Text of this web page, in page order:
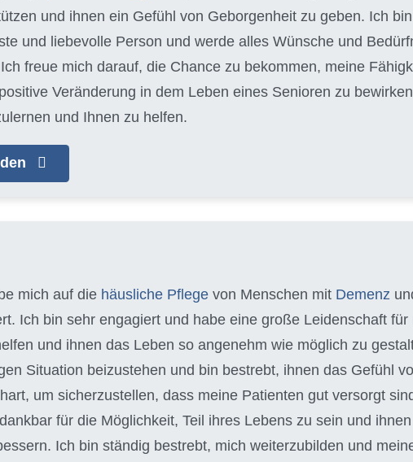
und ihnen ein Gefühl von Geborgenheit zu geben. Ich
und liebevolle Person und werde alles Wünsche und
freue mich darauf, die Chance zu bekommen, meine
Veränderung in dem Leben eines Senioren zu
und Ihnen zu helfen.
mich auf die häusliche Pflege von Menschen mit Demenz
Ich bin sehr engagiert und habe eine große Leidenschaft
und ihnen das Leben so angenehm wie möglich zu
Situation beizustehen und bin bestrebt, ihnen das Gefühl
um sicherzustellen, dass meine Patienten gut versorgt
für die Möglichkeit, Teil ihres Lebens zu sein und
Ich bin ständig bestrebt, mich weiterzubilden und